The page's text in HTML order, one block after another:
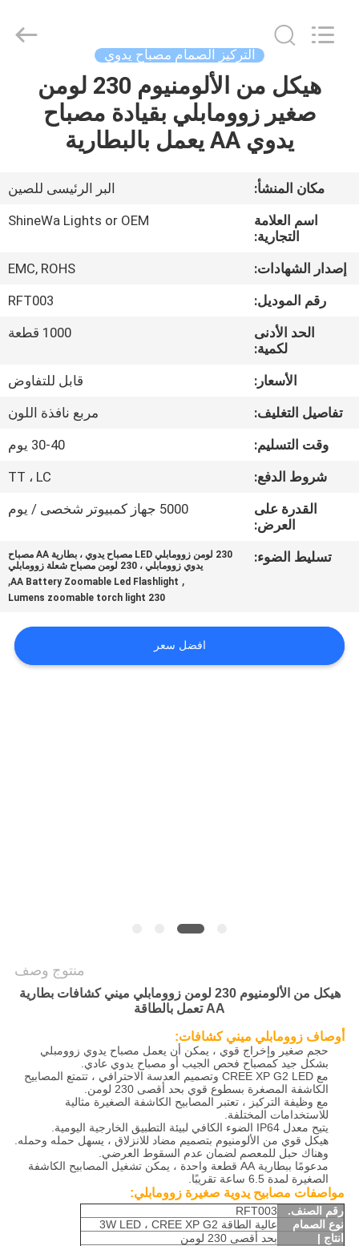
المنزل
المنتجات
فيديوهات
جولة
المصنع
الجودة
اتصل
أخبار
خريطة
التركيز الصمام مصباح يدوي
هيكل من الألومنيوم 230 لومن
صغير زوومابلي بقيادة مصباح
يدوي AA يعمل بالبطارية
مكان المنشأ:
البر الرئيسى للصين
اسم العلامة
التجارية:
ShineWa Lights or OEM
إصدار الشهادات:
EMC, ROHS
رقم الموديل:
RFT003
الحد الأدنى
لكمية:
1000 قطعة
الأسعار:
قابل للتفاوض
تفاصيل التغليف:
مربع نافذة اللون
وقت التسليم:
30-40 يوم
شروط الدفع:
TT ، LC
القدرة على
العرض:
5000 جهاز كمبيوتر شخصى / يوم
تسليط الضوء:
230 لومن زوومابلي LED مصباح يدوي ، بطارية AA مصباح
يدوي زوومابلي ، 230 لومن مصباح شعلة زوومابلي
,
AA Battery Zoomable Led Flashlight
,
230 Lumens zoomable torch light
افضل سعر
منتوج وصف
هيكل من الألومنيوم 230 لومن زوومابلي ميني كشافات بطارية
AA تعمل بالطاقة
أوصاف زوومابلي ميني كشافات:
حجم صغير وإخراج قوي ، يمكن أن يعمل مصباح يدوي زوومبلي
بشكل جيد كمصباح فحص الجيب أو مصباح يدوي عادي.
مع CREE XP G2 LED وتصميم العدسة الاحترافي ، تتمتع المصابيح
الكاشفة المصغرة بسطوع قوي بحد أقصى 230 لومن.
مع وظيفة التركيز ، تعتبر المصابيح الكاشفة الصغيرة مثالية
للاستخدامات المختلفة.
يتيح معدل IP64 الضوء الكافي لبيئة التطبيق الخارجية اليومية.
هيكل قوي من الألومنيوم بتصميم مضاد للانزلاق ، يسهل حمله وحمله.
وهناك حبل للمعصم لضمان عدم السقوط العرضي.
مدعومًا ببطارية AA قطعة واحدة ، يمكن تشغيل المصابيح الكاشفة
الصغيرة لمدة 6.5 ساعة تقريبًا.
مواصفات مصابيح يدوية صغيرة زوومابلي:
رقم الصنف.
RFT003
نوع الصمام
عالية الطاقة 3W LED ، CREE XP G2
انتاج |
بحد أقصى 230 لومن